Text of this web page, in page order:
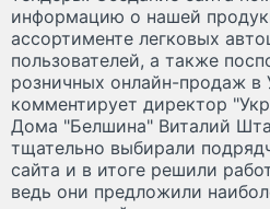
информацию о нашей
ассортименте легковых
пользователей, а также
розничных онлайн-продаж в
комментирует директор
Дома "Белшина" Виталий
тщательно выбирали
сайта и в итоге решили
ведь они предложили